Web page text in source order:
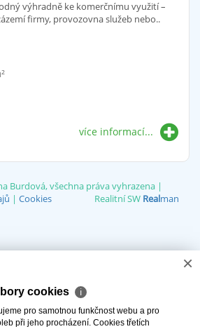
výhradně ke komerčnímu využití –
firmy, provozovna služeb nebo..
více informací...
Burdová, všechna práva vyhrazena |
| Cookies Realitní SW Realman
×
cookies ℹ
pro samotnou funkčnost webu a pro
při jeho procházení. Cookies třetích